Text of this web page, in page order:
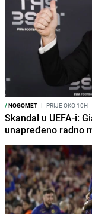
/NOGOMET I PRIJE OKO 10H
Skandal u UEFA-i:
unapređeno radno